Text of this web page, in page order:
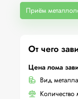
Приём
От чего
Цена лома
Вид